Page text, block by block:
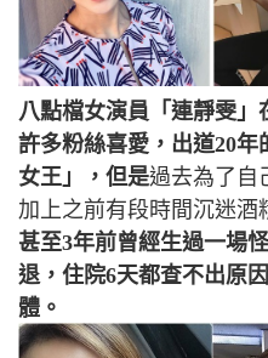
八點檔女演員「連靜雯
許多粉絲喜愛，出道20年
女王」，但是過去為了自
加上之前有段時間沉迷
甚至3年前曾經生過一場
退，住院6天都查不出原
體。